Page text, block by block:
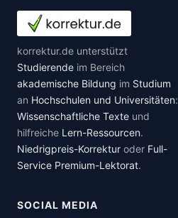
korrektur.de unterstützt
Studierende im Bereich
akademische Bildung im Studium
an Hochschulen und Universitäten:
Wissenschaftliche Texte und
hilfreiche Lern-Ressourcen.
Niedrigpreis-Korrektur oder Full-
Service Premium-Lektorat.
SOCIAL MEDIA